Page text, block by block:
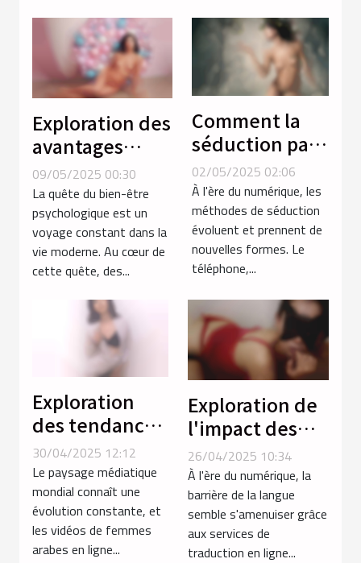
Exploration des
avantages
psychologiques
des poupées
réalistes pour
adultes
09/05/2025 00:30
La quête du bien-être
psychologique est un
voyage constant dans la
vie moderne. Au cœur de
cette quête, des...
Comment la
séduction par
téléphone
réinvente les
rencontres
intimes
02/05/2025 02:06
À l'ère du numérique, les
méthodes de séduction
évoluent et prennent de
nouvelles formes. Le
téléphone,...
Exploration
des tendances
en vidéos de
femmes arabes
30/04/2025 12:12
Le paysage médiatique
mondial connaît une
évolution constante, et
les vidéos de femmes
arabes en ligne...
Exploration de
l'impact des
services de
traduction en
ligne sur la
communication
globale
26/04/2025 10:34
À l'ère du numérique, la
barrière de la langue
semble s'amenuiser grâce
aux services de
traduction en ligne...